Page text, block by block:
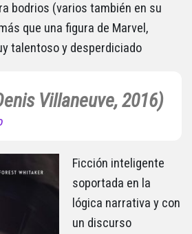
bodrios (varios también en su
que una figura de Marvel,
talentoso y desperdiciado
Villaneuve, 2016)
Ficción inteligente
soportada en la
lógica narrativa y con
un discurso